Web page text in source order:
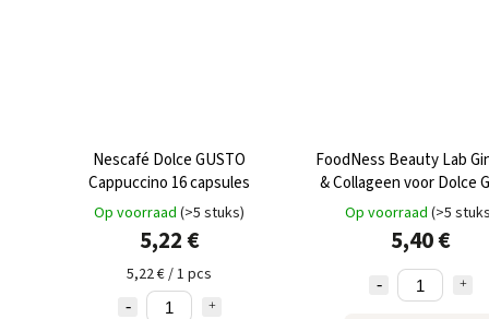
Nescafé Dolce GUSTO
Cappuccino 16 capsules
Op voorraad (>5 stuks)
5,22 €
5,22 € / 1 pcs
FoodNess Beauty Lab
& Collageen voor Dolce
10 capsules
Op voorraad (>5
5,40 €